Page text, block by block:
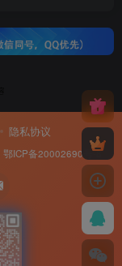
隐私协议
鄂ICP备20002690号-8